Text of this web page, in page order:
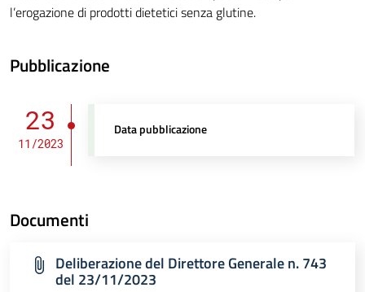
l’erogazione di prodotti dietetici senza glutine.
Pubblicazione
23
11/2023
Data pubblicazione
Documenti
Deliberazione del Direttore Generale n. 743
del 23/11/2023